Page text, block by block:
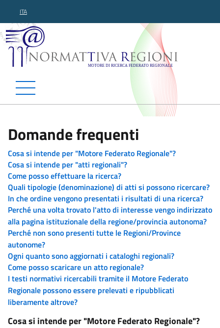
ITA
Normattiva Regioni -
Domande frequenti
Cosa si intende per "Motore Federato Regionale"?
Cosa si intende per "atti regionali"?
Come posso effettuare la ricerca?
Quali tipologie (denominazione) di atti si possono ricercare?
In che ordine vengono presentati i risultati di una ricerca?
Perché una volta trovato l'atto di interesse vengo indirizzato
alla pagina istituzionale della regione/provincia autonoma?
Perché non sono presenti tutte le Regioni/Province
autonome?
Ogni quanto sono aggiornati i cataloghi regionali?
Come posso scaricare un atto regionale?
I testi normativi ricercabili tramite il Motore Federato
Regionale possono essere prelevati e ripubblicati
liberamente altrove?
Cosa si intende per "Motore Federato Regionale"?